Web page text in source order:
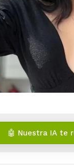
🤖 Nuestra IA te